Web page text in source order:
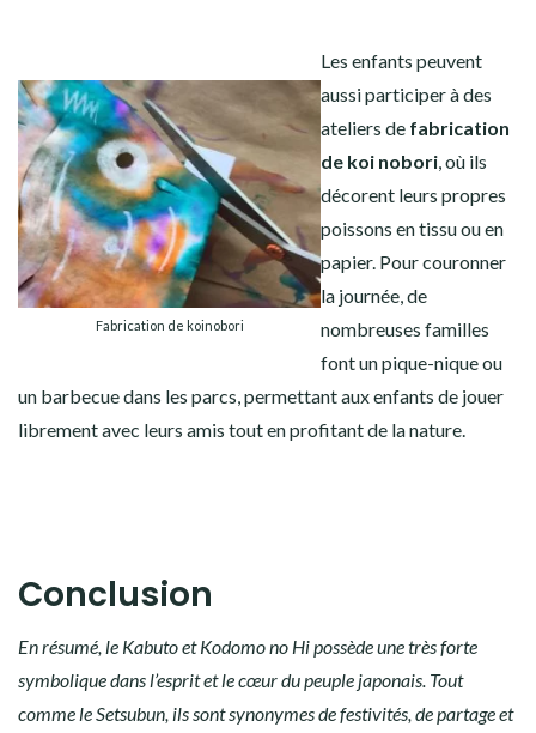
Fabrication de koinobori
Les enfants peuvent
aussi participer à des
ateliers de fabrication
de koi nobori, où ils
décorent leurs propres
poissons en tissu ou en
papier. Pour couronner
la journée, de
nombreuses familles
font un pique-nique ou
un barbecue dans les parcs, permettant aux enfants de jouer
librement avec leurs amis tout en profitant de la nature.
Conclusion
En résumé, le Kabuto et Kodomo no Hi possède une très forte
symbolique dans l’esprit et le cœur du peuple japonais. Tout
comme le Setsubun, ils sont synonymes de festivités, de partage et